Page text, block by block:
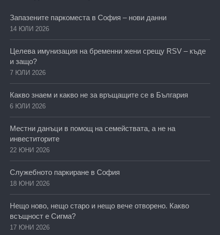
Запазените паркоместа в София – нови данни
14 ЮЛИ 2026
Целева имунизация на бременни жени срещу RSV – къде
и защо?
7 ЮЛИ 2026
Какво знаем и какво не за връщащите се в България
6 ЮЛИ 2026
Местни данъци в помощ на семействата, а не на
инвеститорите
22 ЮНИ 2026
Служебното паркиране в София
18 ЮНИ 2026
Нещо ново, нещо старо и нещо вече отворено. Какво
всъщност е Сигма?
17 ЮНИ 2026